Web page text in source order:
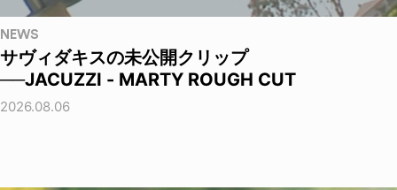
NEWS
サヴィダキスの未公開クリップ
──JACUZZI - MARTY ROUGH CUT
2026.08.06